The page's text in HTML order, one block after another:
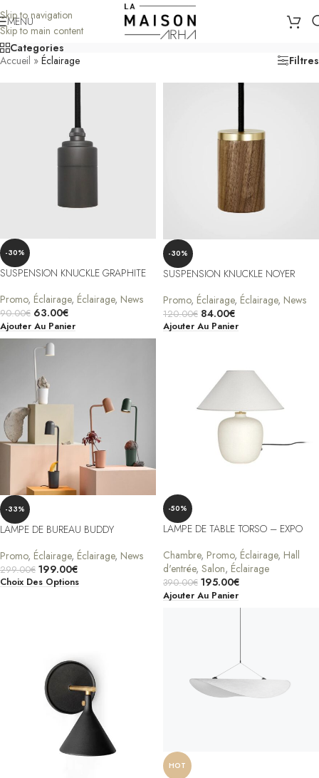
Skip to navigation
Skip to main content
MENU
Categories
Accueil » Éclairage Filtres
-30%
SUSPENSION KNUCKLE GRAPHITE
Promo, Éclairage, Éclairage, News
90.00€ 63.00€
Ajouter Au Panier
-30%
SUSPENSION KNUCKLE NOYER
Promo, Éclairage, Éclairage, News
120.00€ 84.00€
Ajouter Au Panier
-33%
LAMPE DE BUREAU BUDDY
Promo, Éclairage, Éclairage, News
299.00€ 199.00€
Choix Des Options
-50%
LAMPE DE TABLE TORSO – EXPO
Chambre, Promo, Éclairage, Hall
d'entrée, Salon, Éclairage
390.00€ 195.00€
Ajouter Au Panier
HOT